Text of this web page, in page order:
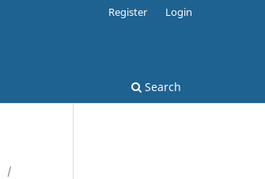
Search
Register Login
/